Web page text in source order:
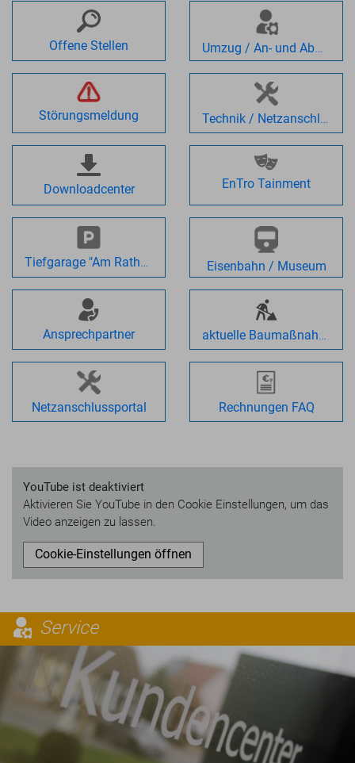
Offene Stellen Umzug / An- und Abmeldung
Störungsmeldung Technik / Netzanschluss
Downloadcenter EnTro Tainment
Tiefgarage "Am Rathaus" Eisenbahn / Museum
Ansprechpartner aktuelle Baumaßnahmen
Netzanschlussportal Rechnungen FAQ
YouTube ist deaktiviert
Aktivieren Sie YouTube in den Cookie Einstellungen, um das
Video anzeigen zu lassen.
Cookie-Einstellungen öffnen
Service